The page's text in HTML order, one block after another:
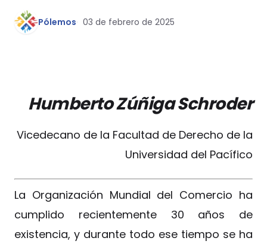
Pólemos 03 de febrero de 2025
Humberto Zúñiga Schroder
Vicedecano de la Facultad de Derecho de la
Universidad del Pacífico
La Organización Mundial del Comercio ha
cumplido recientemente 30 años de
existencia, y durante todo ese tiempo se ha